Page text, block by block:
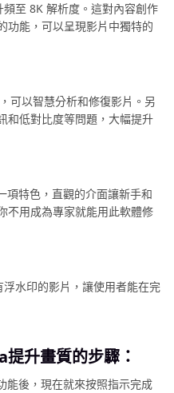
至 8K 解析度。這對內容創作
功能，可以呈現影片中獨特的
可以智慧分析和修復影片。另
和低對比度等問題，大幅提升
項特色，直觀的介面讓新手和
不用成為專家就能用此軟體修
水印的影片，讓使用者能在完
升畫質的步驟：
能後，現在就來按照指示完成